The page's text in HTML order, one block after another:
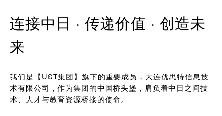
连接中日 · 传递价值 · 创造未
来
我们是【UST集团】旗下的重要成员，大连优思特信息技
术有限公司，作为集团的中国桥头堡，肩负着中日之间技
术、人才与教育资源桥接的使命。